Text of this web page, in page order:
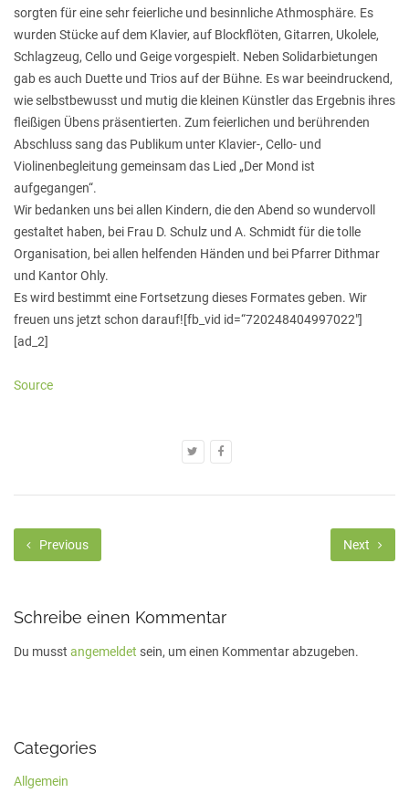
sorgten für eine sehr feierliche und besinnliche Athmosphäre. Es
wurden Stücke auf dem Klavier, auf Blockflöten, Gitarren, Ukolele,
Schlagzeug, Cello und Geige vorgespielt. Neben Solidarbietungen
gab es auch Duette und Trios auf der Bühne. Es war beeindruckend,
wie selbstbewusst und mutig die kleinen Künstler das Ergebnis ihres
fleißigen Übens präsentierten. Zum feierlichen und berührenden
Abschluss sang das Publikum unter Klavier-, Cello- und
Violinenbegleitung gemeinsam das Lied „Der Mond ist
aufgegangen“.
Wir bedanken uns bei allen Kindern, die den Abend so wundervoll
gestaltet haben, bei Frau D. Schulz und A. Schmidt für die tolle
Organisation, bei allen helfenden Händen und bei Pfarrer Dithmar
und Kantor Ohly.
Es wird bestimmt eine Fortsetzung dieses Formates geben. Wir
freuen uns jetzt schon darauf![fb_vid id=“720248404997022″]
[ad_2]
Source
Previous Next
Schreibe einen Kommentar
Du musst angemeldet sein, um einen Kommentar abzugeben.
Categories
Allgemein